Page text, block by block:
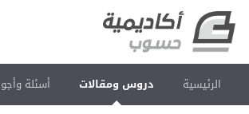
الرئيسية دروس ومقالات أسئلة